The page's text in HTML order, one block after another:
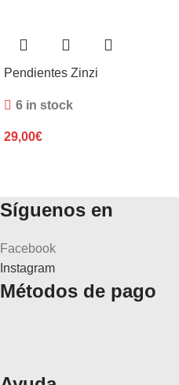
Pendientes Zinzi
6 in stock
29,00€
Síguenos en
Facebook
Instagram
Métodos de pago